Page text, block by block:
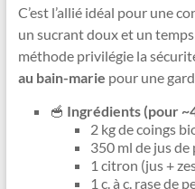
C’est l’allié idéal pour une
un sucrant doux et un
méthode privilégie la
au bain-marie pour une
🥣 Ingrédients (pour
2 kg de coings
350 ml de jus de
1 citron (jus +
1 c. à c. rase de